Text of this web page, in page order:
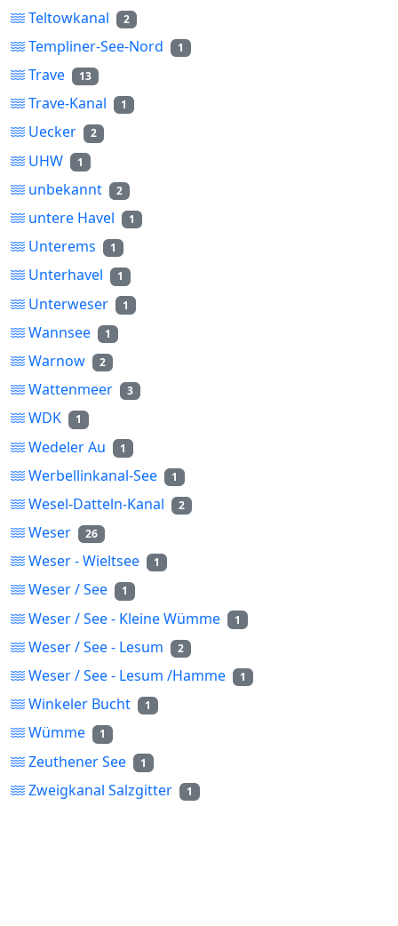
Teltowkanal 2
Templiner-See-Nord 1
Trave 13
Trave-Kanal 1
Uecker 2
UHW 1
unbekannt 2
untere Havel 1
Unterems 1
Unterhavel 1
Unterweser 1
Wannsee 1
Warnow 2
Wattenmeer 3
WDK 1
Wedeler Au 1
Werbellinkanal-See 1
Wesel-Datteln-Kanal 2
Weser 26
Weser - Wieltsee 1
Weser / See 1
Weser / See - Kleine Wümme 1
Weser / See - Lesum 2
Weser / See - Lesum /Hamme 1
Winkeler Bucht 1
Wümme 1
Zeuthener See 1
Zweigkanal Salzgitter 1